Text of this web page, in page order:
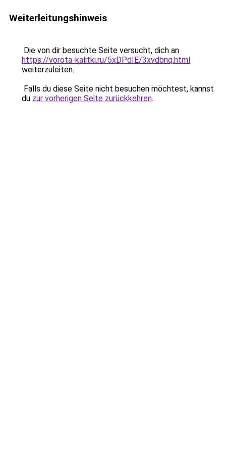
Weiterleitungshinweis
Die von dir besuchte Seite versucht, dich an
https://vorota-kalitki.ru/5xDPdIE/3xvdbnq.html
weiterzuleiten.
Falls du diese Seite nicht besuchen möchtest, kannst
du zur vorherigen Seite zurückkehren.